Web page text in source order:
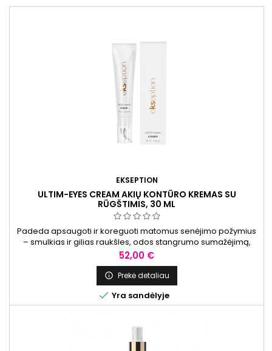
EKSEPTION
ULTIM-EYES CREAM AKIŲ KONTŪRO KREMAS SU
RŪGŠTIMIS, 30 ML
Padeda apsaugoti ir koreguoti matomus senėjimo požymius
– smulkias ir gilias raukšles, odos stangrumo sumažėjimą,
tamsius ratilus paakiuose bei patinimus.
Kaina
52,00 €
 Prekė detaliau
 Yra sandėlyje